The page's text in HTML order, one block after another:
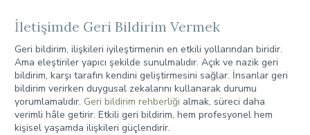
İletişimde Geri Bildirim Vermek
Geri bildirim, ilişkileri iyileştirmenin en etkili yollarından biridir.
Ama eleştiriler yapıcı şekilde sunulmalıdır. Açık ve nazik geri
bildirim, karşı tarafın kendini geliştirmesini sağlar. İnsanlar geri
bildirim verirken duygusal zekalarını kullanarak durumu
yorumlamalıdır. Geri bildirim rehberliği almak, süreci daha
verimli hâle getirir. Etkili geri bildirim, hem profesyonel hem
kişisel yaşamda ilişkileri güçlendirir.